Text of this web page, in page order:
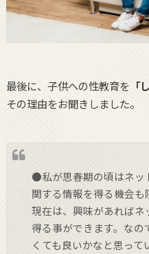
最後に、子供への性教育を 「
その理由をお聞きしました。
●私が思春期の頃はネッ
関する情報を得る機会
現在は、興味があれば
得る事ができます。なの
くても良いかなと思っ